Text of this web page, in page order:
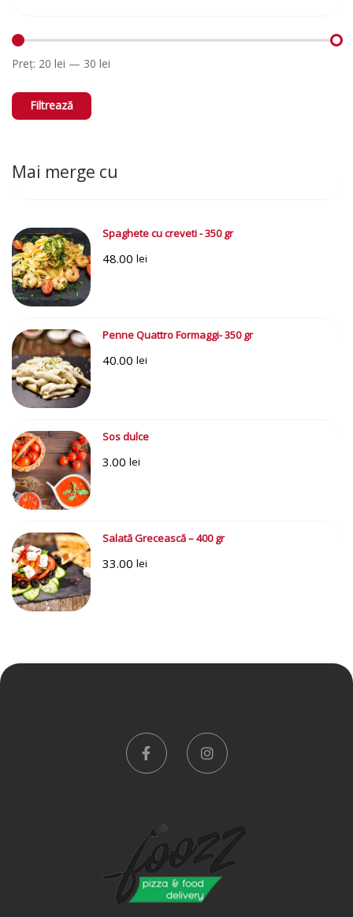
Minim
MaximFiltrează
Preț: 20 lei — 30 lei
Mai merge cu
Spaghete cu creveti - 350 gr
48.00 lei
Penne Quattro Formaggi- 350 gr
40.00 lei
Sos dulce
3.00 lei
Salată Grecească – 400 gr
33.00 lei